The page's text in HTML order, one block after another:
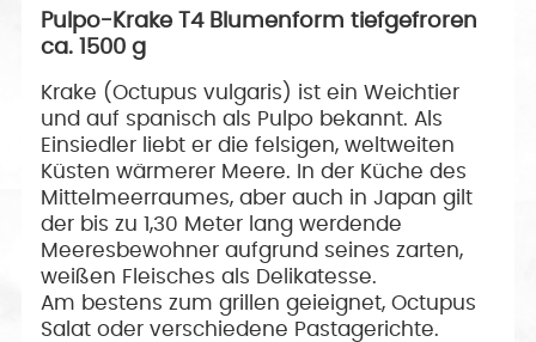
Pulpo-Krake T4 Blumenform tiefgefroren
ca. 1500 g
Krake (Octupus vulgaris) ist ein Weichtier
und auf spanisch als Pulpo bekannt. Als
Einsiedler liebt er die felsigen, weltweiten
Küsten wärmerer Meere. In der Küche des
Mittelmeerraumes, aber auch in Japan gilt
der bis zu 1,30 Meter lang werdende
Meeresbewohner aufgrund seines zarten,
weißen Fleisches als Delikatesse.
Am bestens zum grillen geieignet, Octupus
Salat oder verschiedene Pastagerichte.